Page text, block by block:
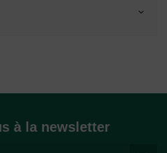
à la newsletter